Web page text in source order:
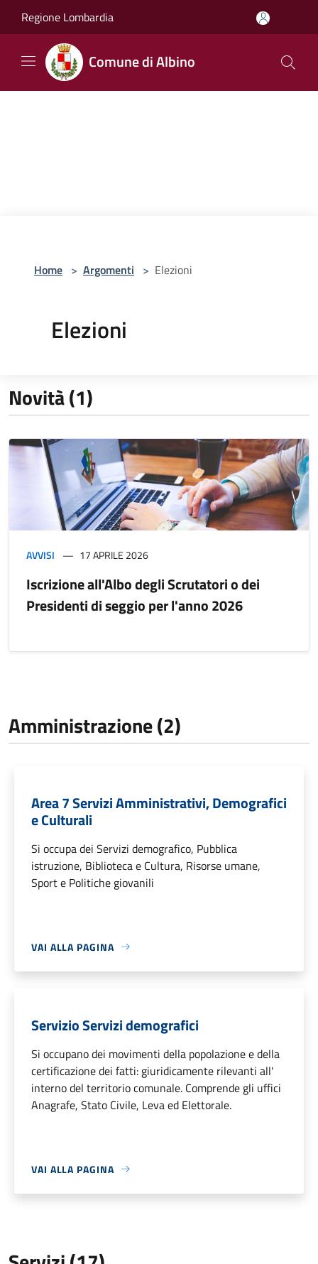
Regione Lombardia
Comune di Albino
Home > Argomenti > Elezioni
Elezioni
Novità (1)
AVVISI 17 APRILE 2026
Iscrizione all'Albo degli Scrutatori o dei
Presidenti di seggio per l'anno 2026
Amministrazione (2)
Area 7 Servizi Amministrativi, Demografici
e Culturali
Si occupa dei Servizi demografico, Pubblica
istruzione, Biblioteca e Cultura, Risorse umane,
Sport e Politiche giovanili
VAI ALLA PAGINA
Servizio Servizi demografici
Si occupano dei movimenti della popolazione e della
certificazione dei fatti: giuridicamente rilevanti all'
interno del territorio comunale. Comprende gli uffici
Anagrafe, Stato Civile, Leva ed Elettorale.
VAI ALLA PAGINA